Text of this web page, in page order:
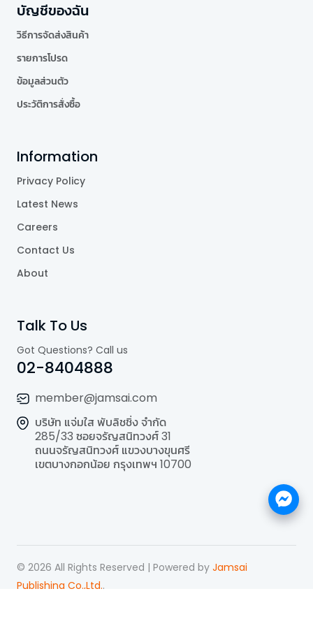
บัญชีของฉัน
วิธีการจัดส่งสินค้า
รายการโปรด
ข้อมูลส่วนตัว
ประวัติการสั่งซื้อ
Information
Privacy Policy
Latest News
Careers
Contact Us
About
Talk To Us
Got Questions? Call us
02-8404888
member@jamsai.com
บริษัท แจ่มใส พับลิชชิ่ง จำกัด
285/33 ซอยจรัญสนิทวงศ์ 31
ถนนจรัญสนิทวงศ์ แขวงบางขุนศรี
เขตบางกอกน้อย กรุงเทพฯ 10700
© 2026 All Rights Reserved | Powered by Jamsai
Publishing Co.,Ltd..